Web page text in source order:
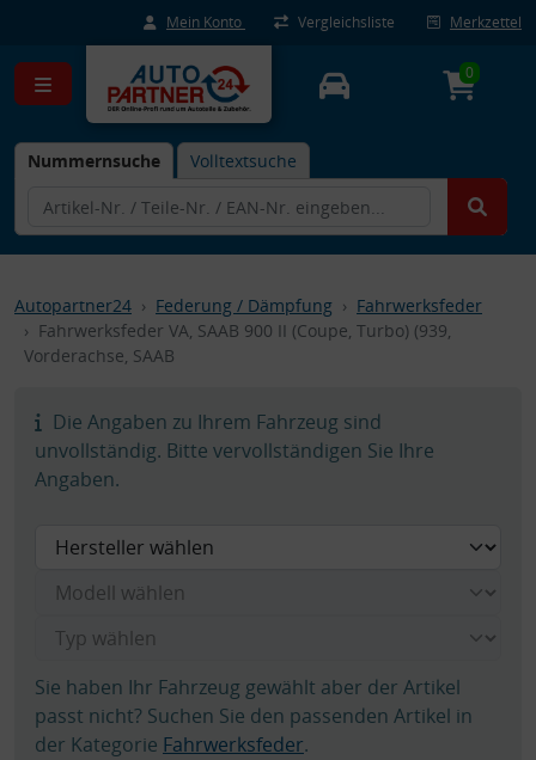
Mein Konto Vergleichsliste Merkzettel
Nummernsuche Volltextsuche
0
Autopartner24 Federung / Dämpfung
Fahrwerksfeder
Fahrwerksfeder VA, SAAB 900 II (Coupe, Turbo) (939,
Vorderachse, SAAB
Die Angaben zu Ihrem Fahrzeug sind
unvollständig. Bitte vervollständigen Sie Ihre
Angaben.
Sie haben Ihr Fahrzeug gewählt aber der Artikel
passt nicht? Suchen Sie den passenden Artikel in
der Kategorie Fahrwerksfeder.